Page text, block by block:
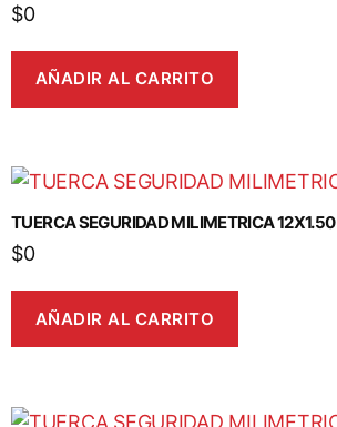
$0
AÑADIR AL CARRITO
TUERCA SEGURIDAD MILIMETRICA 12X1.50
$0
AÑADIR AL CARRITO